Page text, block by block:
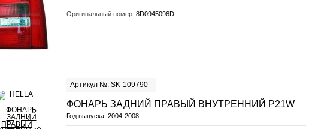
Оригинальный номер: 8D0945096D
Артикул №: SK-109790
ФОНАРЬ ЗАДНИЙ ПРАВЫЙ ВНУТРЕННИЙ P21W
Год выпуска: 2004-2008